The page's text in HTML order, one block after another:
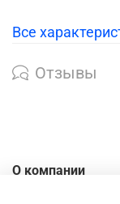
Все
Отзывы
О компании